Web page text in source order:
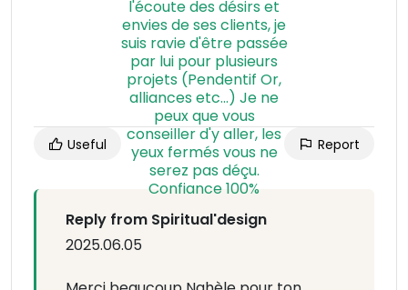
Useful Report
Reply from Spiritual'design
2025.06.05